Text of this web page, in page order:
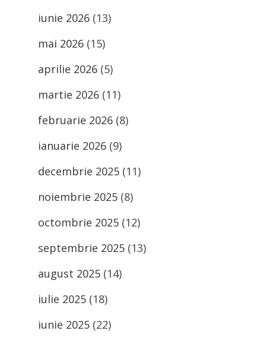
iunie 2026 (13)
mai 2026 (15)
aprilie 2026 (5)
martie 2026 (11)
februarie 2026 (8)
ianuarie 2026 (9)
decembrie 2025 (11)
noiembrie 2025 (8)
octombrie 2025 (12)
septembrie 2025 (13)
august 2025 (14)
iulie 2025 (18)
iunie 2025 (22)